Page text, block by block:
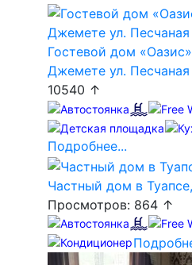
Гостевой дом
Джемете ул.
10540 ↑
Подробнее...
Частный дом в
Просмотров: 864 ↑